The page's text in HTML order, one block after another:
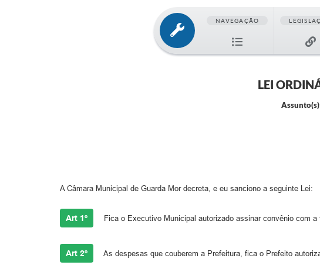
NAVEGAÇÃO
LEI
A Câmara Municipal de Guarda Mor decreta, e eu sanciono a seguinte Lei:
Art 1º Fica o Executivo Municipal autorizado assinar convênio com
Art 2º As despesas que couberem a Prefeitura, fica o Prefeito